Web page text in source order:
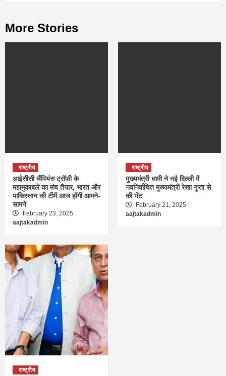
More Stories
राष्ट्रीय
आईसीसी चैंपियंस ट्रॉफी के
महामुकाबले का मंच तैयार, भारत और
पाकिस्तान की टीमें आज होंगी आमने-
सामने
February 23, 2025
aajtakadmin
राष्ट्रीय
मुख्यमंत्री धामी ने नई दिल्ली में
नवनिर्वाचित मुख्यमंत्री रेखा गुप्ता से
की भेंट
February 21, 2025
aajtakadmin
राष्ट्रीय